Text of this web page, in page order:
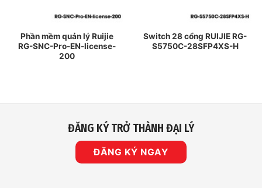
Phần mềm quản lý Ruijie
RG-SNC-Pro-EN-license-
200
Switch 28 cổng RUIJIE RG-
S5750C-28SFP4XS-H
ĐĂNG KÝ TRỞ THÀNH ĐẠI LÝ
ĐĂNG KÝ NGAY